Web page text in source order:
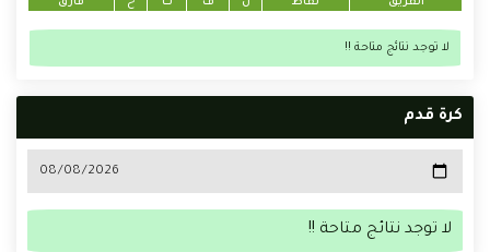
لا توجد نتائج متاحة !!
كرة قدم
لا توجد نتائج متاحة !!